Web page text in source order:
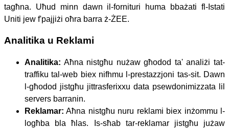
tagħna. Uħud minn dawn il-fornituri huma bbażati fl-Istati
Uniti jew f'pajjiżi oħra barra ż-ŻEE.
Analitika u Reklami
Analitika: Aħna nistgħu nużaw għodod ta' analiżi tat-
traffiku tal-web biex nifhmu l-prestazzjoni tas-sit. Dawn
l-għodod jistgħu jittrasferixxu data psewdonimizzata lil
servers barranin.
Reklamar: Aħna nistgħu nuru reklami biex inżommu l-
logħba bla ħlas. Is-sħab tar-reklamar jistgħu jużaw